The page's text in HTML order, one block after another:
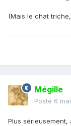
(Mais le chat
Mégille
Posté 6
Plus